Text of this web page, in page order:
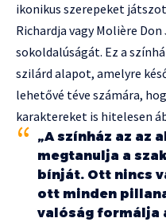
ikonikus szerepeket
Richardja vagy Molière
sokoldalúságát. Ez a
szilárd alapot, amelyre
lehetővé téve számára,
karaktereket is hitelesen
„A színház az az
megtanulja a
bínját. Ott nincs
ott minden
valóság formálja